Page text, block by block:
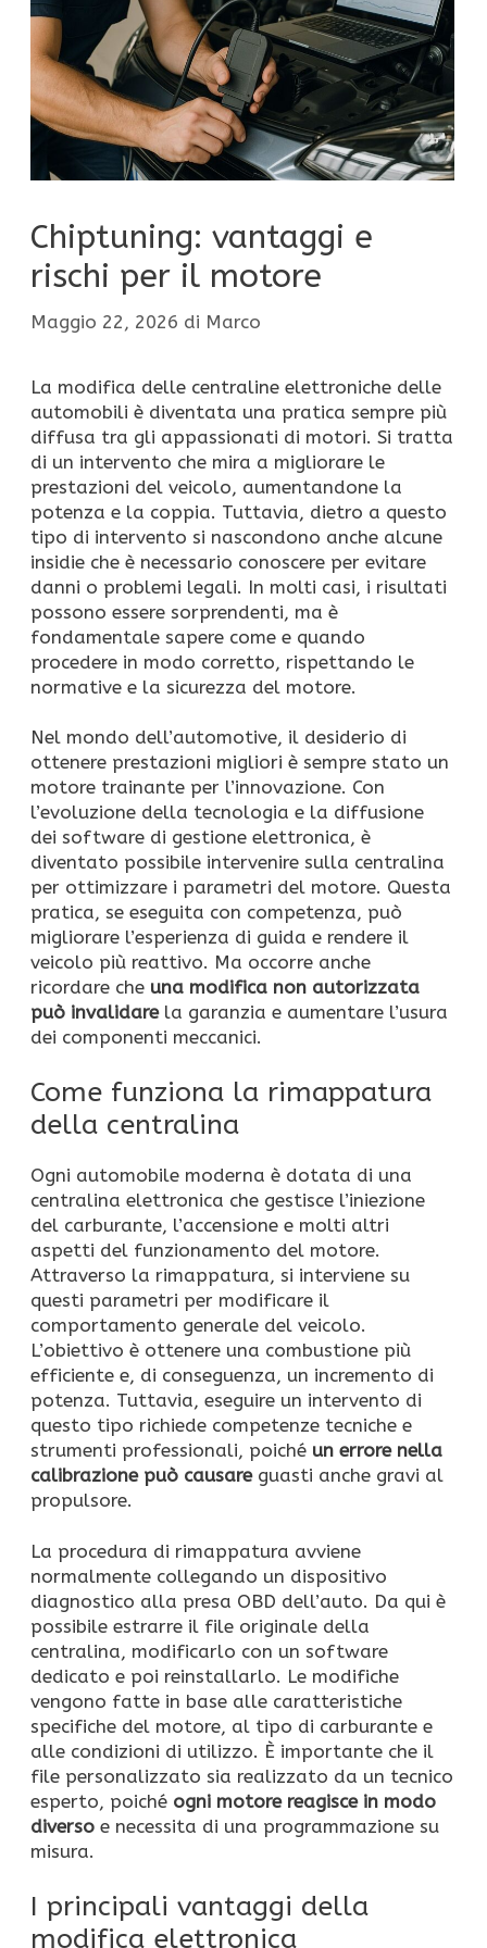
Chiptuning: vantaggi e
rischi per il motore
Maggio 22, 2026 di Marco
La modifica delle centraline elettroniche delle
automobili è diventata una pratica sempre più
diffusa tra gli appassionati di motori. Si tratta
di un intervento che mira a migliorare le
prestazioni del veicolo, aumentandone la
potenza e la coppia. Tuttavia, dietro a questo
tipo di intervento si nascondono anche alcune
insidie che è necessario conoscere per evitare
danni o problemi legali. In molti casi, i risultati
possono essere sorprendenti, ma è
fondamentale sapere come e quando
procedere in modo corretto, rispettando le
normative e la sicurezza del motore.
Nel mondo dell’automotive, il desiderio di
ottenere prestazioni migliori è sempre stato un
motore trainante per l’innovazione. Con
l’evoluzione della tecnologia e la diffusione
dei software di gestione elettronica, è
diventato possibile intervenire sulla centralina
per ottimizzare i parametri del motore. Questa
pratica, se eseguita con competenza, può
migliorare l’esperienza di guida e rendere il
veicolo più reattivo. Ma occorre anche
ricordare che una modifica non autorizzata
può invalidarela garanzia e aumentare l’usura
dei componenti meccanici.
Come funziona la rimappatura
della centralina
Ogni automobile moderna è dotata di una
centralina elettronica che gestisce l’iniezione
del carburante, l’accensione e molti altri
aspetti del funzionamento del motore.
Attraverso la rimappatura, si interviene su
questi parametri per modificare il
comportamento generale del veicolo.
L’obiettivo è ottenere una combustione più
efficiente e, di conseguenza, un incremento di
potenza. Tuttavia, eseguire un intervento di
questo tipo richiede competenze tecniche e
strumenti professionali, poiché un errore nella
calibrazione può causareguasti anche gravi al
propulsore.
La procedura di rimappatura avviene
normalmente collegando un dispositivo
diagnostico alla presa OBD dell’auto. Da qui è
possibile estrarre il file originale della
centralina, modificarlo con un software
dedicato e poi reinstallarlo. Le modifiche
vengono fatte in base alle caratteristiche
specifiche del motore, al tipo di carburante e
alle condizioni di utilizzo. È importante che il
file personalizzato sia realizzato da un tecnico
esperto, poiché ogni motore reagisce in modo
diverso e necessita di una programmazione su
misura.
I principali vantaggi della
modifica elettronica